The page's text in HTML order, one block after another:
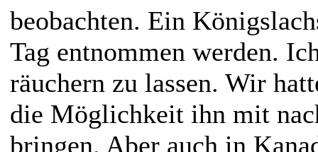
beobachten. Ein
Tag entnommen werden.
räuchern zu lassen. Wir
die Möglichkeit ihn mit
bringen. Aber auch in